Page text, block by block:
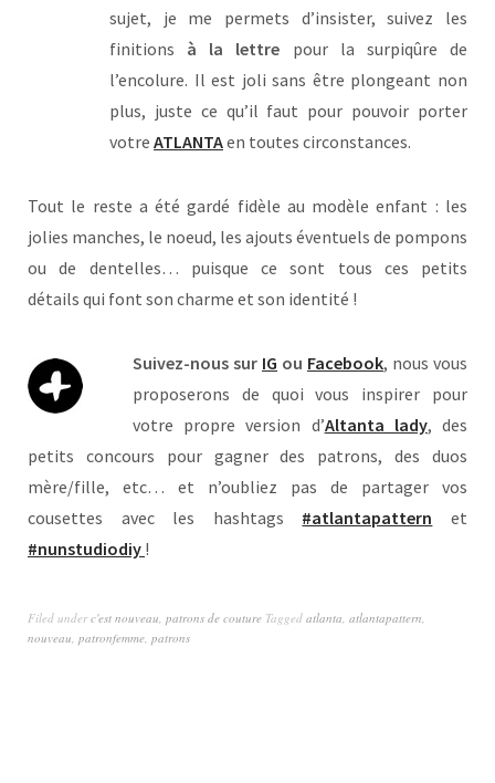
sujet, je me permets d’insister, suivez les
finitions à la lettre pour la surpiqûre de
l’encolure. Il est joli sans être plongeant non
plus, juste ce qu’il faut pour pouvoir porter
votre ATLANTAen toutes circonstances.
Tout le reste a été gardé fidèle au modèle enfant : les
jolies manches, le noeud, les ajouts éventuels de pompons
ou de dentelles… puisque ce sont tous ces petits
détails qui font son charme et son identité !
Suivez-nous sur IG ou Facebook, nous vous
proposerons de quoi vous inspirer pour
votre propre version d’Altanta lady, des
petits concours pour gagner des patrons, des duos
mère/fille, etc… et n’oubliez pas de partager vos
cousettes avec les hashtags #atlantapattern et
#nunstudiodiy !
Filed underc'est nouveau, patrons de couture Tagged atlanta, atlantapattern,
nouveau, patronfemme, patrons